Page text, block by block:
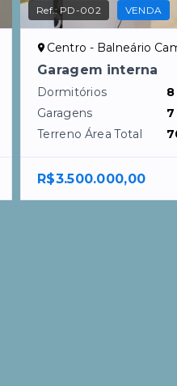
Ref.: PD-002 VENDA
Centro - Balneário
Garagem interna
Dormitórios
8
Garagens
7
Terreno Área Total
R$3.500.000,00